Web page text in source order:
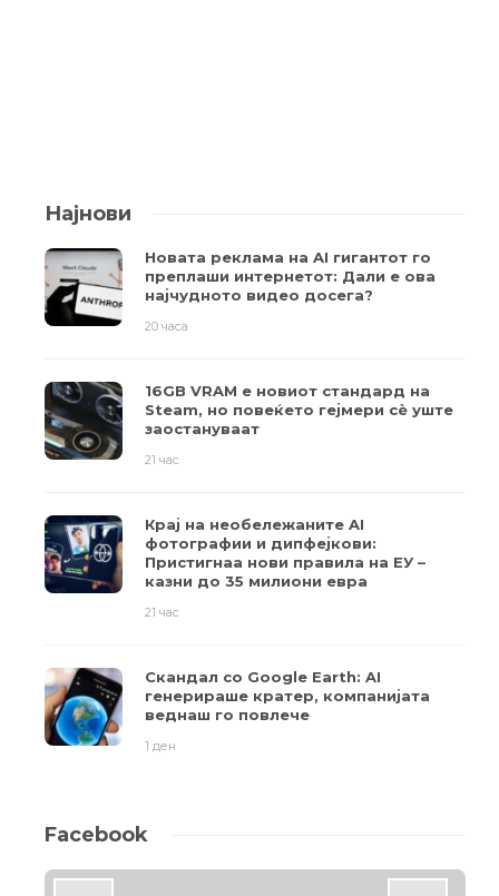
Најнови
Новата реклама на AI гигантот го
преплаши интернетот: Дали е ова
најчудното видео досега?
20 часа
16GB VRAM е новиот стандард на
Steam, но повеќето гејмери ​​сè уште
заостануваат
21 час
Крај на необележаните AI
фотографии и дипфејкови:
Пристигнаа нови правила на ЕУ –
казни до 35 милиони евра
21 час
Скандал со Google Earth: AI
генерираше кратер, компанијата
веднаш го повлече
1 ден
Facebook